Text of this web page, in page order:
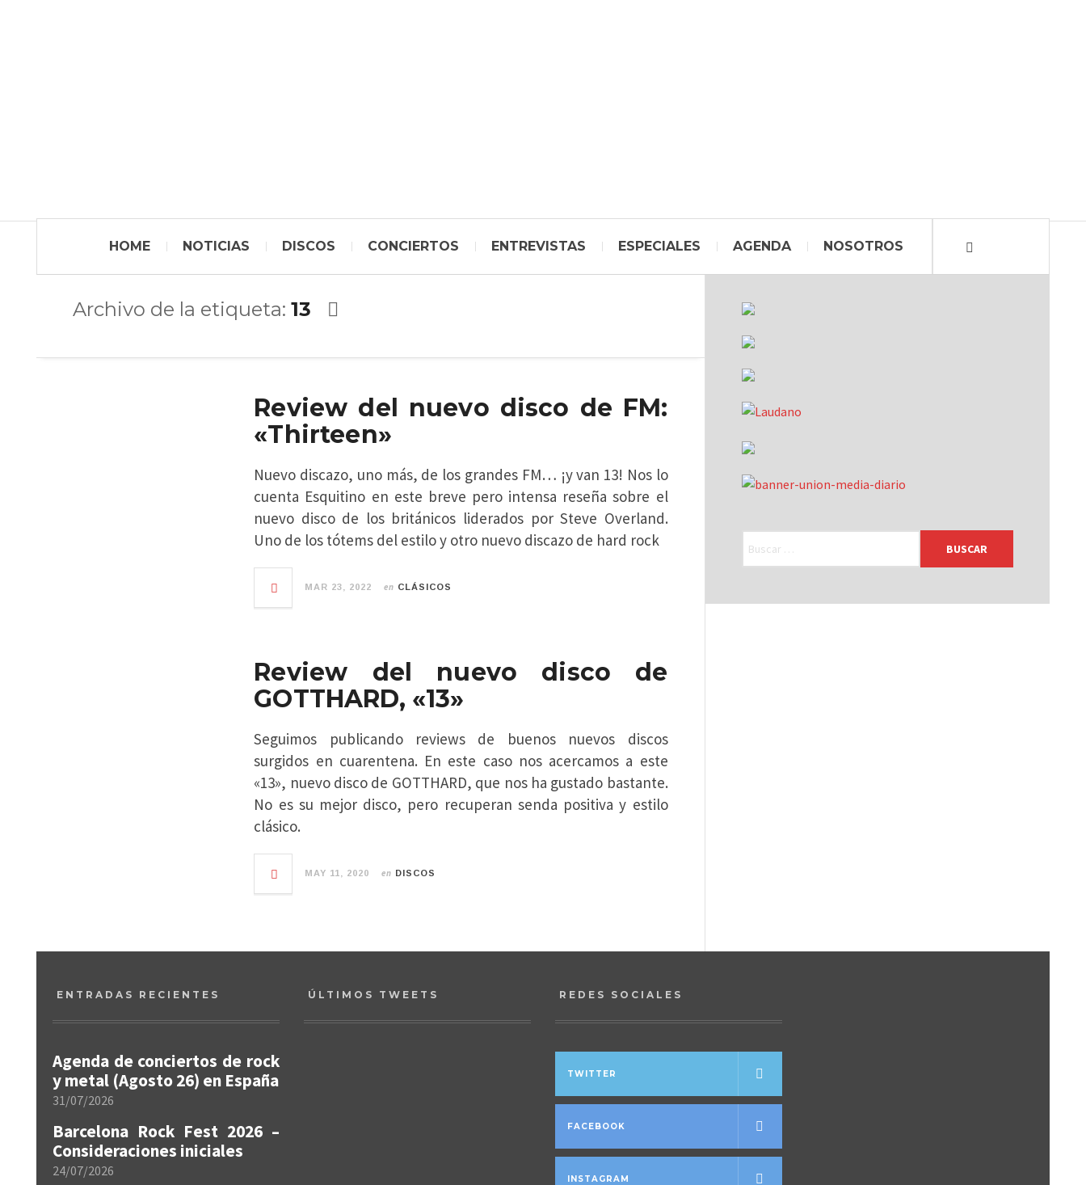
HOME NOTICIAS DISCOS CONCIERTOS ENTREVISTAS ESPECIALES AGENDA NOSOTROS
Archivo de la etiqueta: 13
Review del nuevo disco de FM:
«Thirteen»
Nuevo discazo, uno más, de los grandes FM… ¡y van 13! Nos lo
cuenta Esquitino en este breve pero intensa reseña sobre el
nuevo disco de los británicos liderados por Steve Overland.
Uno de los tótems del estilo y otro nuevo discazo de hard rock
MAR 23, 2022 en CLÁSICOS
Review del nuevo disco de
GOTTHARD, «13»
Seguimos publicando reviews de buenos nuevos discos
surgidos en cuarentena. En este caso nos acercamos a este
«13», nuevo disco de GOTTHARD, que nos ha gustado bastante.
No es su mejor disco, pero recuperan senda positiva y estilo
clásico.
MAY 11, 2020 en DISCOS
ENTRADAS RECIENTES
Agenda de conciertos de rock
y metal (Agosto 26) en España
31/07/2026
Barcelona Rock Fest 2026 –
Consideraciones iniciales
24/07/2026
ÚLTIMOS TWEETS REDES SOCIALES
TWITTER
FACEBOOK
INSTAGRAM